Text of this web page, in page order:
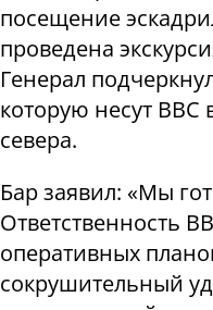
посещение
проведена
Генерал
которую несут
севера.
Бар заявил: «Мы
Ответственность
оперативных
сокрушительный